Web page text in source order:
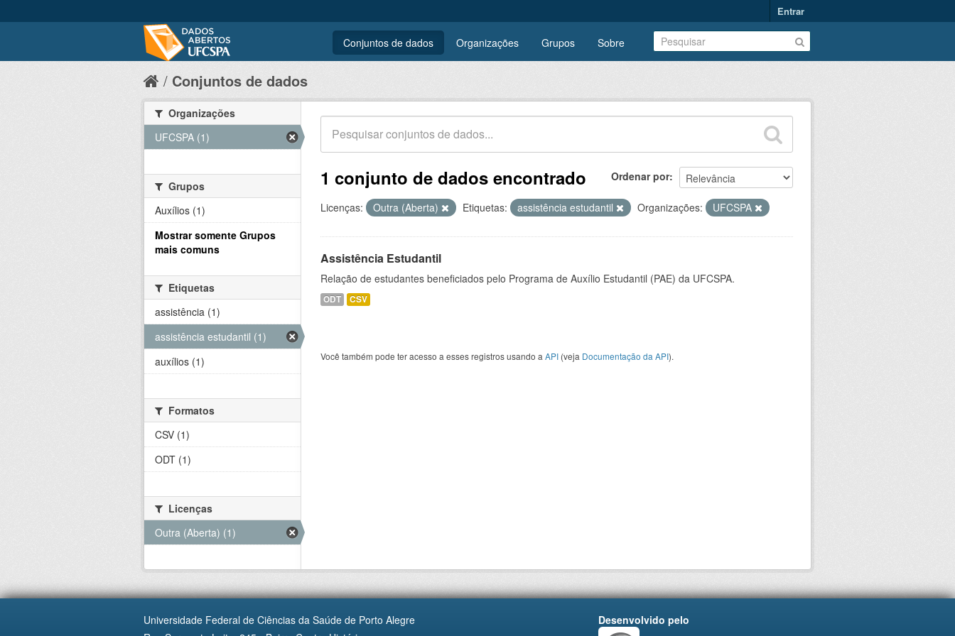
Entrar
Conjuntos de dados Organizações Grupos Sobre
Conjuntos de dados
Ordenar por
1 conjunto de dados encontrado
Licenças: Outra (Aberta) Etiquetas: assistência estudantil Organizações: UFCSPA
Assistência Estudantil
Relação de estudantes beneficiados pelo Programa de Auxílio Estudantil (PAE) da UFCSPA.
ODT CSV
Você também pode ter acesso a esses registros usando a API (veja Documentação da API).
Organizações
UFCSPA (1)
Grupos
Auxílios (1)
Mostrar somente Grupos
mais comuns
Etiquetas
assistência (1)
assistência estudantil (1)
auxílios (1)
Formatos
CSV (1)
ODT (1)
Licenças
Outra (Aberta) (1)
Universidade Federal de Ciências da Saúde de Porto Alegre
Desenvolvido pelo